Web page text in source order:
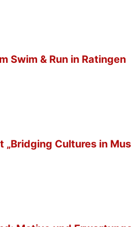
Swim & Run in Ratingen
Cultures in